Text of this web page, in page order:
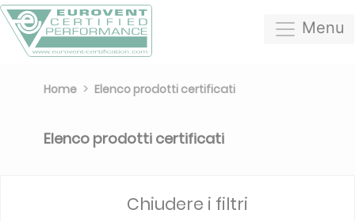
Menu
Home Elenco prodotti certificati
Elenco prodotti certificati
Chiudere i filtri